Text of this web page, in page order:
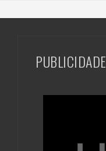
PUBLICIDADE